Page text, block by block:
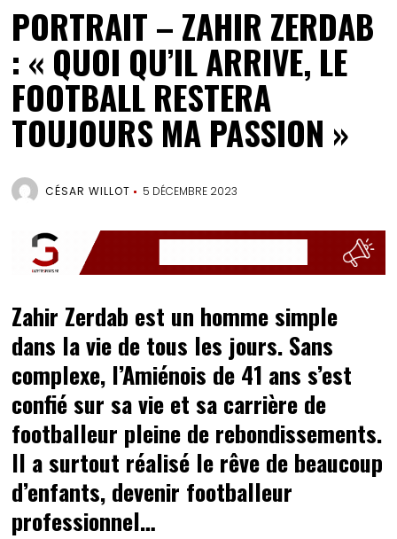
PORTRAIT – ZAHIR ZERDAB
: « QUOI QU’IL ARRIVE, LE
FOOTBALL RESTERA
TOUJOURS MA PASSION »
CÉSAR WILLOT 5 DÉCEMBRE 2023
Zahir Zerdab est un homme simple
dans la vie de tous les jours. Sans
complexe, l’Amiénois de 41 ans s’est
confié sur sa vie et sa carrière de
footballeur pleine de rebondissements.
Il a surtout réalisé le rêve de beaucoup
d’enfants, devenir footballeur
professionnel…